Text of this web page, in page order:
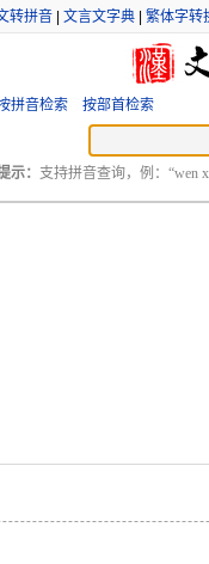
转拼音 文言文字典 繁体字转
拼音检索 按部首检索
示： 支持拼音查询，例：“wen